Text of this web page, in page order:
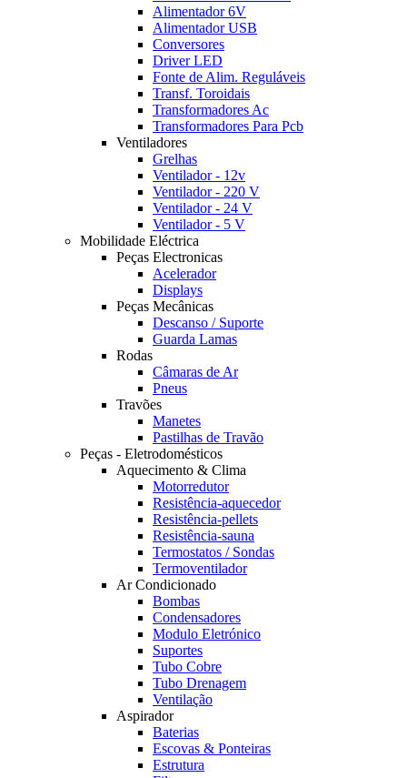
Alimentador 6V
Alimentador USB
Conversores
Driver LED
Fonte de Alim. Reguláveis
Transf. Toroidais
Transformadores Ac
Transformadores Para Pcb
Ventiladores
Grelhas
Ventilador - 12v
Ventilador - 220 V
Ventilador - 24 V
Ventilador - 5 V
Mobilidade Eléctrica
Peças Electronicas
Acelerador
Displays
Peças Mecânicas
Descanso / Suporte
Guarda Lamas
Rodas
Câmaras de Ar
Pneus
Travões
Manetes
Pastilhas de Travão
Peças - Eletrodomésticos
Aquecimento & Clima
Motorredutor
Resistência-aquecedor
Resistência-pellets
Resistência-sauna
Termostatos / Sondas
Termoventilador
Ar Condicionado
Bombas
Condensadores
Modulo Eletrónico
Suportes
Tubo Cobre
Tubo Drenagem
Ventilação
Aspirador
Baterias
Escovas & Ponteiras
Estrutura